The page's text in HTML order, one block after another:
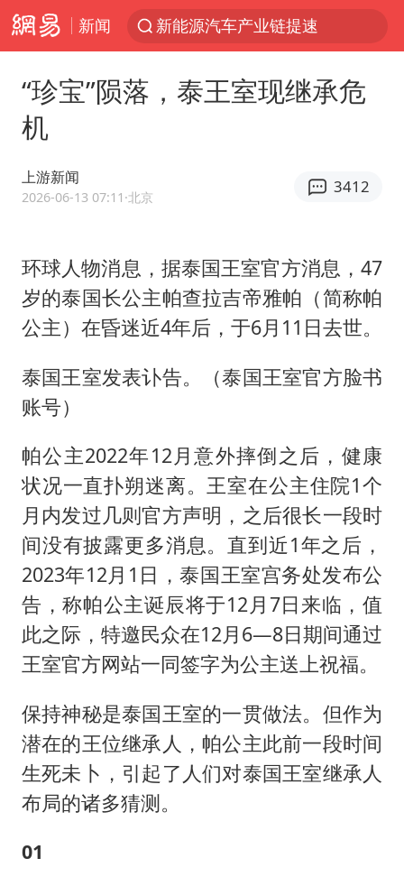
新闻
新能源汽车产业链提速
辽宁28名务农人员中暑死亡？官方辟谣
“还不如不放假”
医疗垃圾做手机壳 这也是谋财害命
武契奇：欧洲已处于大战边缘
7月CPI同比上涨0.5% 经济内生增长动力持续增强
白海豚突然大拐弯 走出罕见路线
朱一龙的鼻子怎么了
成都多趟列车临时停运
路虎卫士限时降17万 BBA已集体降价
下党之路
“珍宝”陨落，泰王室现继承危
机
上游新闻
2026-06-13 07:11 ·北京
3412
环球人物消息，据泰国王室官方消息，47
岁的泰国长公主帕查拉吉帝雅帕（简称帕
公主）在昏迷近4年后，于6月11日去世。
泰国王室发表讣告。（泰国王室官方脸书
账号）
帕公主2022年12月意外摔倒之后，健康
状况一直扑朔迷离。王室在公主住院1个
月内发过几则官方声明，之后很长一段时
间没有披露更多消息。直到近1年之后，
2023年12月1日，泰国王室宫务处发布公
告，称帕公主诞辰将于12月7日来临，值
此之际，特邀民众在12月6—8日期间通过
王室官方网站一同签字为公主送上祝福。
保持神秘是泰国王室的一贯做法。但作为
潜在的王位继承人，帕公主此前一段时间
生死未卜，引起了人们对泰国王室继承人
布局的诸多猜测。
01